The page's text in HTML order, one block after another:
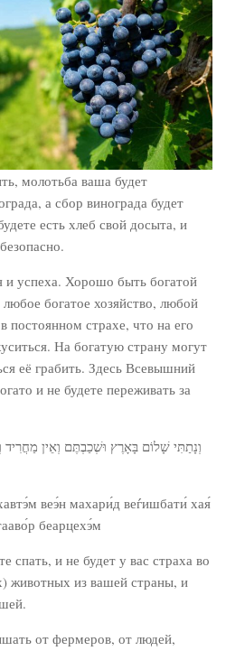
молотьба ваша будет
а сбор винограда будет
есть хлеб свой досыта, и
и успеха. Хорошо быть богатой
богатое хозяйство, любой
постоянном страхе, что на его
На богатую страну могут
её грабить. Здесь Всевышний
и не будете переживать за
וְנָתַתִּי שָׁלוֹם בָּאָרֶץ וּשְׁכַבְתֶּם וְאֵין
веэ́н махари́д веѓишбати́ хая́
беарцехэ́м
спать, и не будет у вас страха во
животных из вашей страны, и
от фермеров, от людей,